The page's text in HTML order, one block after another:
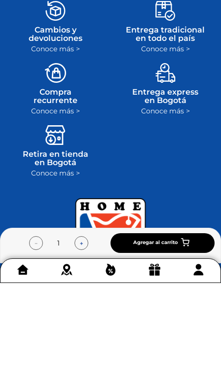
＋
－ Agregar al carrito
Cambios y
devoluciones
Conoce más >
Entrega tradicional
en todo el país
Conoce más >
Compra
recurrente
Conoce más >
Entrega express
en Bogotá
Conoce más >
Retira en tienda
en Bogotá
Conoce más >